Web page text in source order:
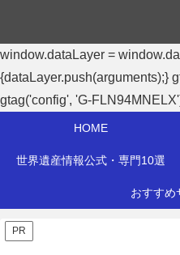
window.dataLayer =
{dataLayer.push(arguments);}
gtag('config', 'G-
HOME
世界遺産情報公式・専門10選
おすすめ
PR